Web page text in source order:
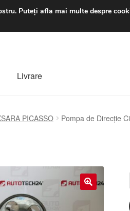
luni-vineri
Livrare
PICASSO Pompa de Direcție
Puteți afla mai multe despre